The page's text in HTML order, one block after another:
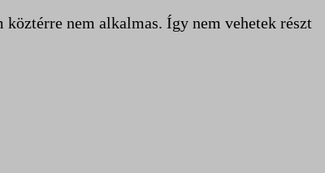
nem alkalmas. Így nem vehetek részt